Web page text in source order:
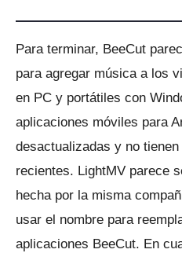
Para terminar, BeeCut
para agregar música a los
en PC y portátiles con
aplicaciones móviles para
desactualizadas y no
recientes. LightMV parece
hecha por la misma
usar el nombre para
aplicaciones BeeCut. En